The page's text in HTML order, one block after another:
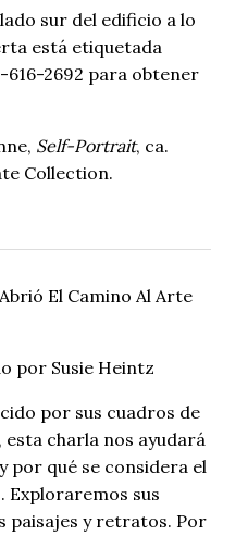
sur del edificio a lo
está etiquetada
616-2692 para obtener
Self-Portrait, ca.
Collection.
El Camino Al Arte
por Susie Heintz
por sus cuadros de
esta charla nos ayudará
por qué se considera el
Exploraremos sus
paisajes y retratos. Por